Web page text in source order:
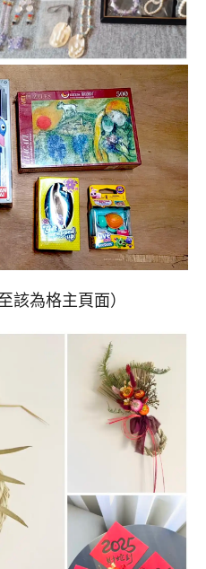
該為格主頁面）